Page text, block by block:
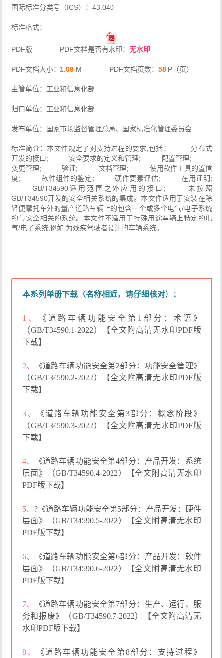
国际标准分类号（ICS）：43.040
标准格式：
PDF版 PDF文档是否有水印： 无水印
PDF文档大小： 1.09M PDF文档页数： 58P（页）
主管单位：工业和信息化部
归口单位：工业和信息化部
发布单位：国家市场监督管理总局、国家标准化管理委员会
标准简介：本文件规定了对支持过程的要求,包括：———分布式
开发的接口;———安全要求的定义和管理;———配置管理;———
变更管理;———验证;———文档管理;———使用软件工具的置信
度;———软件组件的鉴定;———硬件要素评估;———在用证明;
———GB/T34590适用范围之外应用的接口;———未按照
GB/T34590开发的安全相关系统的集成。本文件适用于安装在除
轻便摩托车外的量产道路车辆上的包含一个或多个电气/电子系统
的与安全相关的系统。本文件不适用于特殊用途车辆上特定的电
气/电子系统,例如,为残疾驾驶者设计的车辆系统。
本系列单册下载（名称相近，请仔细核对）：
1、
《道路车辆功能安全第1部分：术语》
（GB/T34590.1-2022）【全文附高清无水印PDF版
下载】
2、
《道路车辆功能安全第2部分：功能安全管理》
（GB/T34590.2-2022）【全文附高清无水印PDF版
下载】
3、
《道路车辆功能安全第3部分：概念阶段》
（GB/T34590.3-2022）【全文附高清无水印PDF版
下载】
4、
《道路车辆功能安全第4部分：产品开发：系统
层面》（GB/T34590.4-2022）【全文附高清无水印
PDF版下载】
5、 ?《道路车辆功能安全第5部分：产品开发：硬件
层面》（GB/T34590.5-2022）【全文附高清无水印
PDF版下载】
6、
《道路车辆功能安全第6部分：产品开发：软件
层面》（GB/T34590.6-2022）【全文附高清无水印
PDF版下载】
7、
《道路车辆功能安全第7部分：生产、运行、服
务和报废》（GB/T34590.7-2022）【全文附高清无
水印PDF版下载】
8、 《道路车辆功能安全第8部分：支持过程》